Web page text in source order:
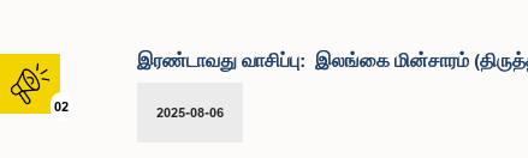
02
இரண்டாவது வாசிப்பு: இலங்கை மின்சாரம்
2025-08-06